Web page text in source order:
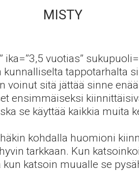
MISTY
ika=”3,5 vuotias”
kunnalliselta tappotarhalta
sitä jättää sinne
ensimmäiseksi
se käyttää kaikkia muita
kohdalla huomioni
tarkkaan. Kun
katsoin muualle se